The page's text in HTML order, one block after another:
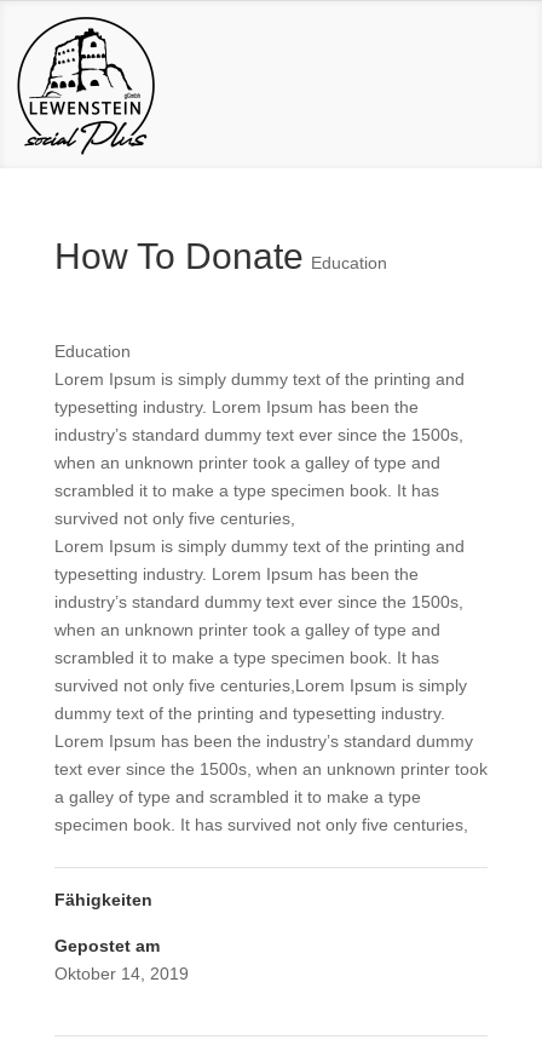
How To Donate Education
Education
Lorem Ipsum is simply dummy text of the printing and
typesetting industry. Lorem Ipsum has been the
industry’s standard dummy text ever since the 1500s,
when an unknown printer took a galley of type and
scrambled it to make a type specimen book. It has
survived not only five centuries,
Lorem Ipsum is simply dummy text of the printing and
typesetting industry. Lorem Ipsum has been the
industry’s standard dummy text ever since the 1500s,
when an unknown printer took a galley of type and
scrambled it to make a type specimen book. It has
survived not only five centuries,Lorem Ipsum is simply
dummy text of the printing and typesetting industry.
Lorem Ipsum has been the industry’s standard dummy
text ever since the 1500s, when an unknown printer took
a galley of type and scrambled it to make a type
specimen book. It has survived not only five centuries,
Fähigkeiten
Gepostet am
Oktober 14, 2019